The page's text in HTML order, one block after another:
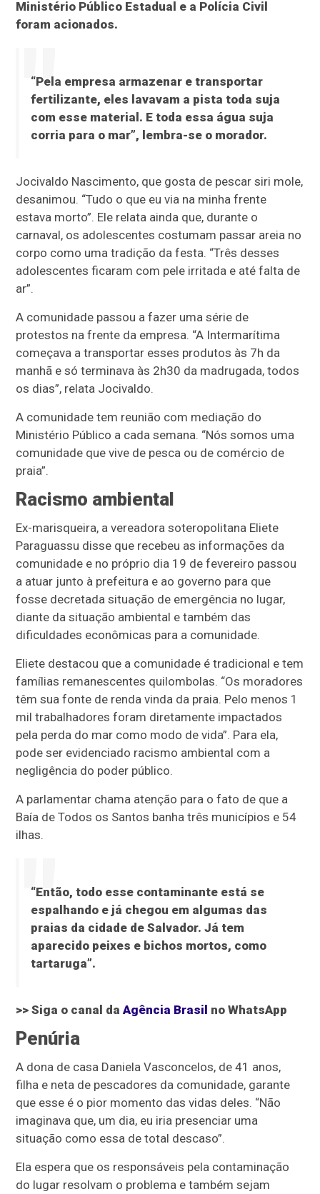
Ministério Público Estadual e a Polícia Civil
foram acionados.
“Pela empresa armazenar e transportar
fertilizante, eles lavavam a pista toda suja
com esse material. E toda essa água suja
corria para o mar”, lembra-se o morador.
Jocivaldo Nascimento, que gosta de pescar siri mole,
desanimou. “Tudo o que eu via na minha frente
estava morto”. Ele relata ainda que, durante o
carnaval, os adolescentes costumam passar areia no
corpo como uma tradição da festa. “Três desses
adolescentes ficaram com pele irritada e até falta de
ar”.
A comunidade passou a fazer uma série de
protestos na frente da empresa. “A Intermarítima
começava a transportar esses produtos às 7h da
manhã e só terminava às 2h30 da madrugada, todos
os dias”, relata Jocivaldo.
A comunidade tem reunião com mediação do
Ministério Público a cada semana. “Nós somos uma
comunidade que vive de pesca ou de comércio de
praia”.
Racismo ambiental
Ex-marisqueira, a vereadora soteropolitana Eliete
Paraguassu disse que recebeu as informações da
comunidade e no próprio dia 19 de fevereiro passou
a atuar junto à prefeitura e ao governo para que
fosse decretada situação de emergência no lugar,
diante da situação ambiental e também das
dificuldades econômicas para a comunidade.
Eliete destacou que a comunidade é tradicional e tem
famílias remanescentes quilombolas. “Os moradores
têm sua fonte de renda vinda da praia. Pelo menos 1
mil trabalhadores foram diretamente impactados
pela perda do mar como modo de vida”. Para ela,
pode ser evidenciado racismo ambiental com a
negligência do poder público.
A parlamentar chama atenção para o fato de que a
Baía de Todos os Santos banha três municípios e 54
ilhas.
“Então, todo esse contaminante está se
espalhando e já chegou em algumas das
praias da cidade de Salvador. Já tem
aparecido peixes e bichos mortos, como
tartaruga”.
>> Siga o canal daAgência Brasil no WhatsApp
Penúria
A dona de casa Daniela Vasconcelos, de 41 anos,
filha e neta de pescadores da comunidade, garante
que esse é o pior momento das vidas deles. “Não
imaginava que, um dia, eu iria presenciar uma
situação como essa de total descaso”.
Ela espera que os responsáveis pela contaminação
do lugar resolvam o problema e também sejam